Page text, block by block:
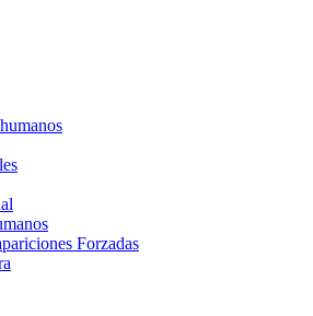
Forzadas